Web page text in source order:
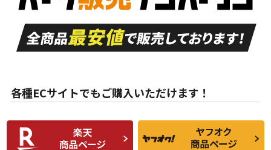
A
走行距離も少なく、
目立つ傷もほとんど
ない中古品
A
走行距離も少なく、
非常に状態の良い中
古品
な中古品
んどない中古品
C
比較的きれいな中古
品
C
られるが、使用に問
題のない中古品
各種ECサイトでもご購入いただけます！